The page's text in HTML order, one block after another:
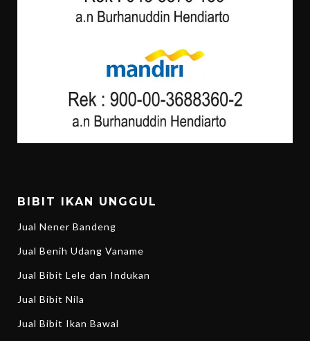
BIBIT IKAN UNGGUL
Jual Nener Bandeng
Jual Benih Udang Vaname
Jual Bibit Lele dan Indukan
Jual Bibit Nila
Jual Bibit Ikan Bawal